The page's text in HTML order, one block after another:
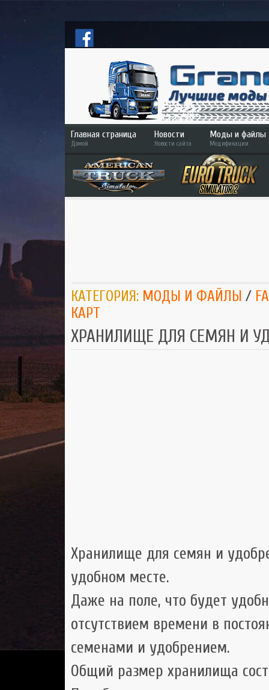
Главная страница
Домой
Новости
Новости сайта
Моды и файлы
Модификации
ETS 2
ATS
КАТЕГОРИЯ: МОДЫ И ФАЙЛЫ /
КАРТ
ХРАНИЛИЩЕ ДЛЯ СЕМЯН И
Хранилище для семян и
удобном месте.
Даже на поле, что будет
отсутствием времени в
семенами и удобрением.
Общий размер хранилища